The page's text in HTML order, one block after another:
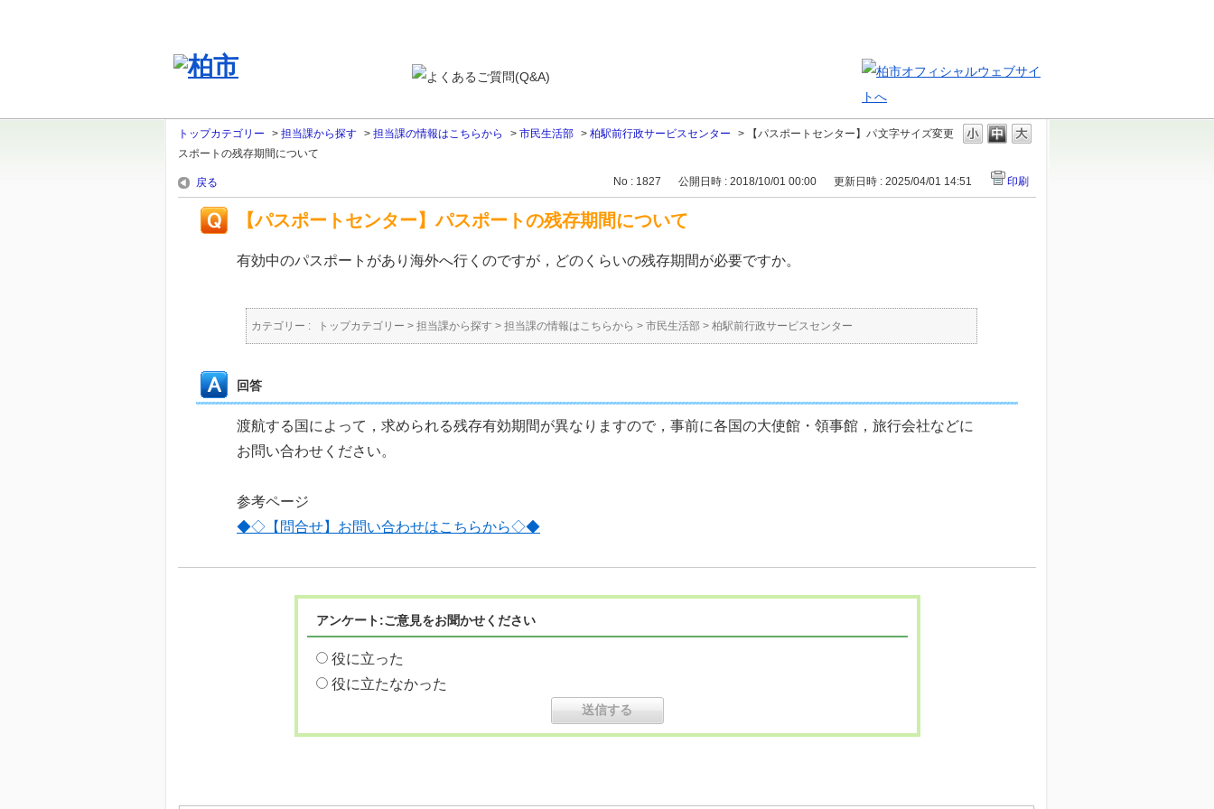
文字サイズ変更
トップカテゴリー > 担当課から探す > 担当課の情報はこちらから > 市民生活部 > 柏駅前行政サービスセンター >
【パスポートセンター】パ
スポートの残存期間について
戻る No : 1827 公開日時 : 2018/10/01 00:00 更新日時 : 2025/04/01 14:51 印刷
【パスポートセンター】パスポートの残存期間について
有効中のパスポートがあり海外へ行くのですが，どのくらいの残存期間が必要ですか。
カテゴリー : トップカテゴリー > 担当課から探す > 担当課の情報はこちらから > 市民生活部 > 柏駅前行政サービスセンター
回答
渡航する国によって，求められる残存有効期間が異なりますので，事前に各国の大使館・領事館，旅行会社などに
お問い合わせください。
参考ページ
◆◇【問合せ】お問い合わせはこちらから◇◆
アンケート:ご意見をお聞かせください
役に立った
役に立たなかった